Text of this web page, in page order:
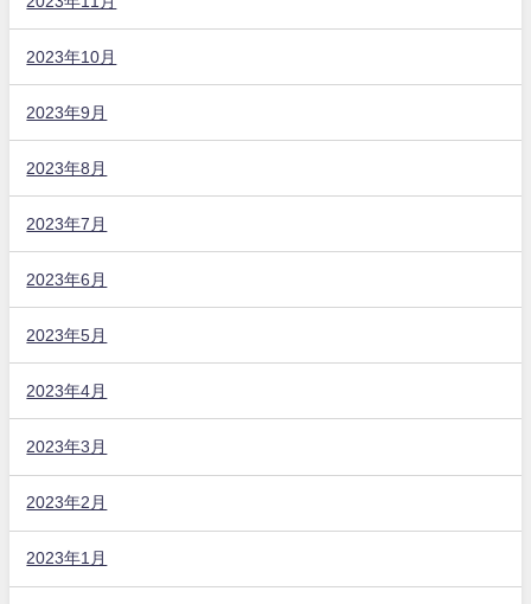
2023年10月
2023年9月
2023年8月
2023年7月
2023年6月
2023年5月
2023年4月
2023年3月
2023年2月
2023年1月